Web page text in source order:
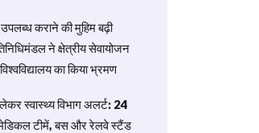
कराने की मुहिम बढ़ी
ने क्षेत्रीय सेवायोजन
का किया भ्रमण
स्वास्थ्य विभाग अलर्ट: 24
टीमें, बस और रेलवे स्टैंड